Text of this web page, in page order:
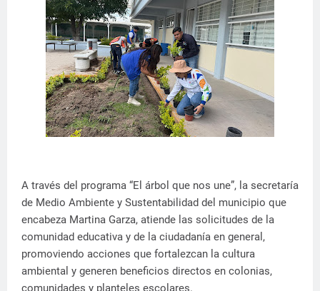
A través del programa “El árbol que nos une”, la secretaría
de Medio Ambiente y Sustentabilidad del municipio que
encabeza Martina Garza, atiende las solicitudes de la
comunidad educativa y de la ciudadanía en general,
promoviendo acciones que fortalezcan la cultura
ambiental y generen beneficios directos en colonias,
comunidades y planteles escolares.